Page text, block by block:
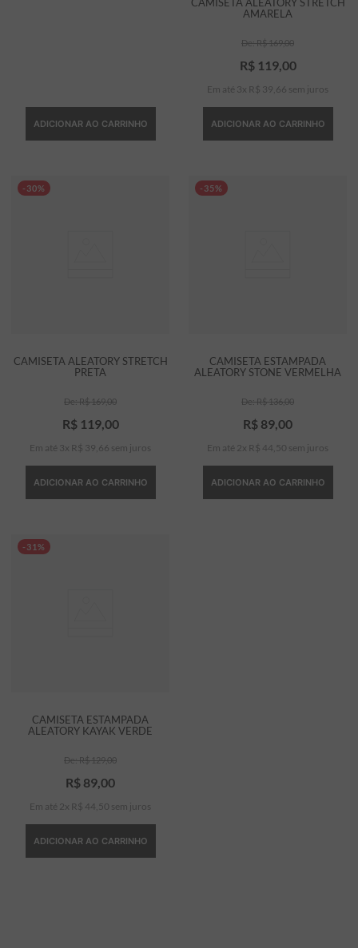
ADICIONAR AO CARRINHO
AMARELA
R$169,00
R$ 119,00
Em até 3 x R$ 39 66 sem juros
ADICIONAR AO CARRINHO
-30%
CAMISETA ALEATORY STRETCH
PRETA
R$169,00
R$ 119,00
Em até 3 x R$ 39 66 sem juros
ADICIONAR AO CARRINHO
-35%
CAMISETA ESTAMPADA
ALEATORY STONE VERMELHA
R$136,00
R$ 89,00
Em até 2 x R$ 44 50 sem juros
ADICIONAR AO CARRINHO
-31%
CAMISETA ESTAMPADA
ALEATORY KAYAK VERDE
R$129,00
R$ 89,00
Em até 2 x R$ 44 50 sem juros
ADICIONAR AO CARRINHO